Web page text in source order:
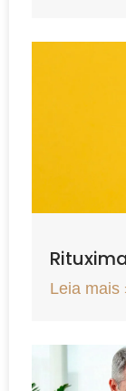
Leia mais